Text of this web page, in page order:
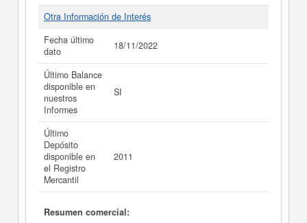
Otra Información de Interés
Fecha último
dato
18/11/2022
Último Balance
disponible en
nuestros
Informes
SI
Último
Depósito
disponible en
el Registro
Mercantil
2011
Resumen comercial: